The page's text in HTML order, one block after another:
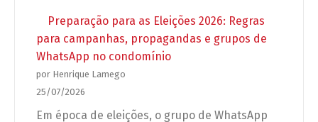
Preparação para as Eleições 2026: Regras
para campanhas, propagandas e grupos de
WhatsApp no condomínio
por Henrique Lamego
25/07/2026
Em época de eleições, o grupo de WhatsApp